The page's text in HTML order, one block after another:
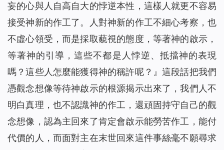
妄的心與人自高自大的悖逆本性，這樣人就更不容易
接受神新的作工了。人對神新的作工不細心考察，也
不虛心領受，而是採取藐視的態度，等著神的啟示，
等著神的引導，這些不都是人悖逆、抵擋神的表現
嗎？這些人怎麼能獲得神的稱許呢？ 』這段話把我們
憑觀念想像等待神啟示的根源揭示出來了，我們人不
明白真理，也不認識神的作工，還頑固持守自己的觀
念想像，認為主回來了肯定會啟示能勞苦作工，能付
代價的人，而面對主在末世回來這件事絲毫不願尋求